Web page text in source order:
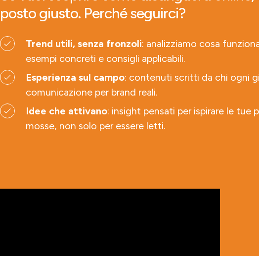
posto giusto. Perché seguirci?
Trend utili, senza fronzoli: analizziamo cosa
esempi concreti e consigli applicabili.
Esperienza sul campo: contenuti scritti da chi ogni
comunicazione per brand reali.
Idee che attivano: insight pensati per ispirare le tue
mosse, non solo per essere letti.